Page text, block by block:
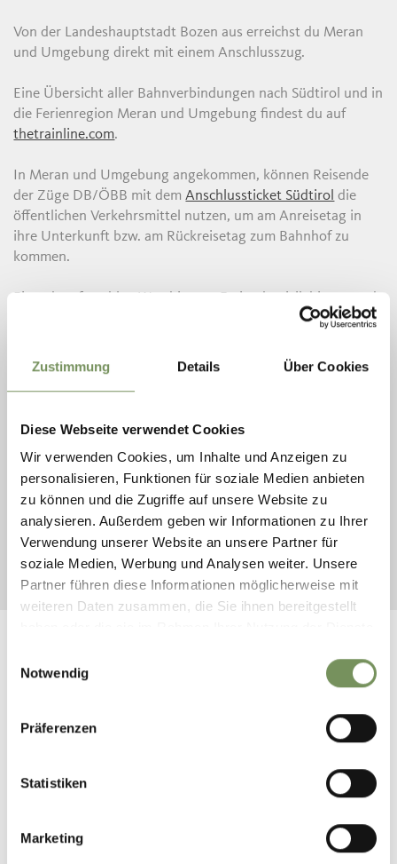
Zustimmung Details Über Cookies
Diese Webseite verwendet Cookies
Wir verwenden Cookies, um Inhalte und Anzeigen zu
personalisieren, Funktionen für soziale Medien anbieten
zu können und die Zugriffe auf unsere Website zu
analysieren. Außerdem geben wir Informationen zu Ihrer
Verwendung unserer Website an unsere Partner für
soziale Medien, Werbung und Analysen weiter. Unsere
Partner führen diese Informationen möglicherweise mit
weiteren Daten zusammen, die Sie ihnen bereitgestellt
Notwendig
Präferenzen
Statistiken
Marketing
Von der Landeshauptstadt Bozen aus erreichst du Meran
und Umgebung direkt mit einem Anschlusszug.
Eine Übersicht aller Bahnverbindungen nach Südtirol und in
die Ferienregion Meran und Umgebung findest du auf
thetrainline.com.
In Meran und Umgebung angekommen, können Reisende
der Züge DB/ÖBB mit demAnschlussticket Südtirol die
öffentlichen Verkehrsmittel nutzen, um am Anreisetag in
ihre Unterkunft bzw. am Rückreisetag zum Bahnhof zu
kommen.
Einen komfortablen Weg bis zum Feriendomizil, bieten auch
in Südtirol, die fast alle
Südtiroler Bahnhöfen verbinden.
Zusätzlich werden auch mehrmals täglich die Bahnhöfe
Landeck, Innsbruck, München und Garmisch angefahren.
Die Sammel-Transfers könnenonlinegebucht werden.
Buchungen werden bis 13:00 Uhr am Vortag
entgegengenommen.